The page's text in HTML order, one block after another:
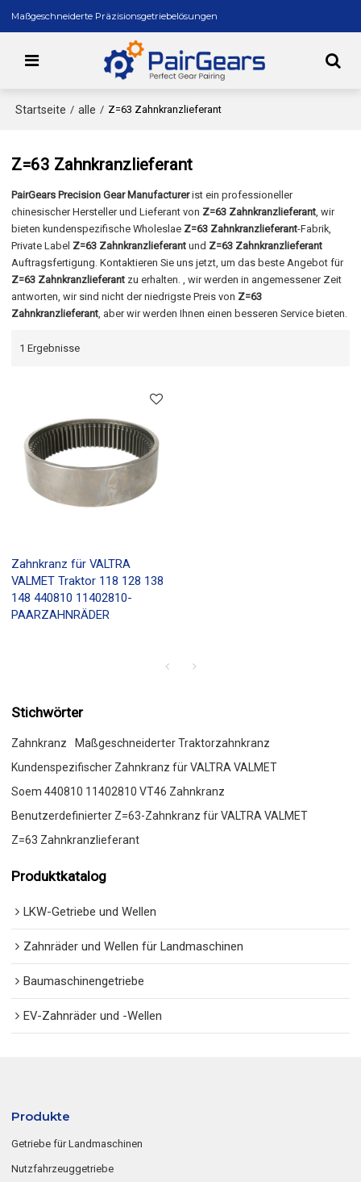
Maßgeschneiderte Präzisionsgetriebelösungen
Startseite / alle / Z=63 Zahnkranzlieferant
Z=63 Zahnkranzlieferant
PairGears Precision Gear Manufacturerist ein professioneller
chinesischer Hersteller und Lieferant von Z=63 Zahnkranzlieferant, wir
bieten kundenspezifische Wholeslae Z=63 Zahnkranzlieferant-Fabrik,
Private Label Z=63 Zahnkranzlieferant und Z=63 Zahnkranzlieferant
Auftragsfertigung. Kontaktieren Sie uns jetzt, um das beste Angebot für
Z=63 Zahnkranzlieferant zu erhalten. , wir werden in angemessener Zeit
antworten, wir sind nicht der niedrigste Preis von Z=63
Zahnkranzlieferant, aber wir werden Ihnen einen besseren Service bieten.
1 Ergebnisse
Zahnkranz für VALTRA
VALMET Traktor 118 128 138
148 440810 11402810-
PAARZAHNRÄDER
Stichwörter
Zahnkranz
Maßgeschneiderter Traktorzahnkranz
Kundenspezifischer Zahnkranz für VALTRA VALMET
Soem 440810 11402810 VT46 Zahnkranz
Benutzerdefinierter Z=63-Zahnkranz für VALTRA VALMET
Z=63 Zahnkranzlieferant
Produktkatalog
LKW-Getriebe und Wellen
Zahnräder und Wellen für Landmaschinen
Baumaschinengetriebe
EV-Zahnräder und -Wellen
Produkte
Getriebe für Landmaschinen
Nutzfahrzeuggetriebe